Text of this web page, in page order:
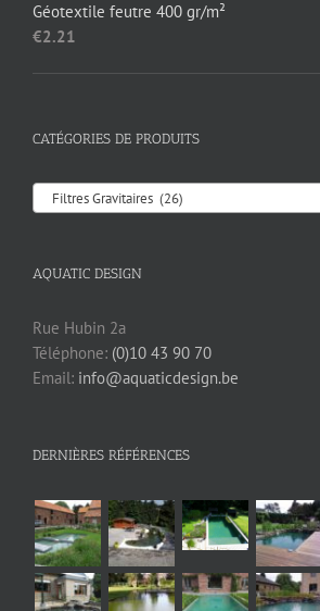
Géotextile feutre 400 gr/m²
€2.21
CATÉGORIES DE PRODUITS
Filtres Gravitaires (26)
AQUATIC DESIGN
Rue Hubin 2a
Téléphone: (0)10 43 90 70
Email: info@aquaticdesign.be
DERNIÈRES RÉFÉRENCES